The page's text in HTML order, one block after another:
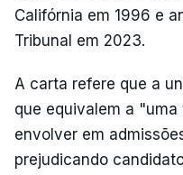
Califórnia em 1996 e
Tribunal em 2023.
A carta refere que a
que equivalem a
envolver em
prejudicando